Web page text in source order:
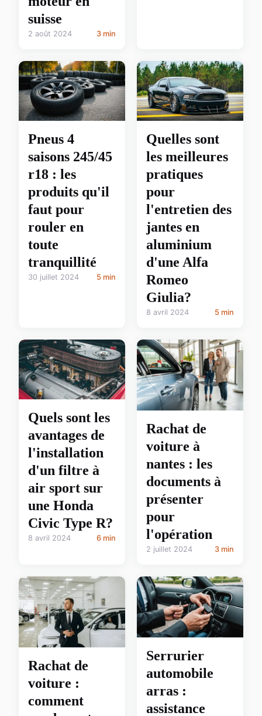
suisse
2 août 2024 3 min
Pneus 4
saisons 245/45
r18 : les
produits qu'il
faut pour
rouler en
toute
tranquillité
30 juillet 2024 5 min
Quelles sont
les meilleures
pratiques
pour
l'entretien des
jantes en
aluminium
d'une Alfa
Romeo
Giulia?
8 avril 2024 5 min
Quels sont les
avantages de
l'installation
d'un filtre à
air sport sur
une Honda
Civic Type R?
8 avril 2024 6 min
Rachat de
voiture à
nantes : les
documents à
présenter
pour
l'opération
2 juillet 2024 3 min
Rachat de
voiture :
comment
Serrurier
automobile
arras :
assistance